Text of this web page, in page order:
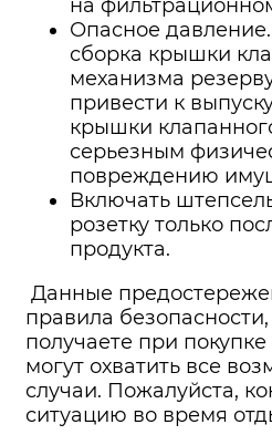
на
Опасное
сборка крышки
механизма
привести к
крышки
серьезным
повреждению
Включать
розетку только
продукта.
Данные
правила
получаете при
могут охватить все
случаи. Пожалуйста,
ситуацию во время